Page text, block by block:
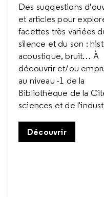
Des suggestions
et articles pour
facettes très variées
silence et du son :
acoustique, bruit… À
découvrir et/ou
au niveau -1 de la
Bibliothèque de la
sciences et de
Découvrir